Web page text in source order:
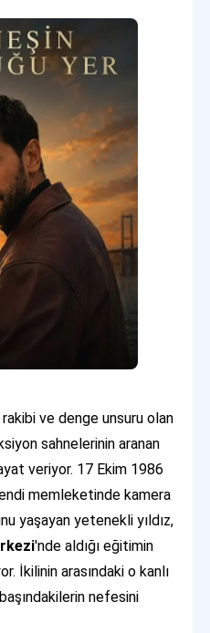
ve denge unsuru olan
sahnelerinin aranan
veriyor. 17 Ekim 1986
memleketinde kamera
yaşayan yetenekli yıldız,
'nde aldığı eğitimin
İkilinin arasındaki o kanlı
nefesini